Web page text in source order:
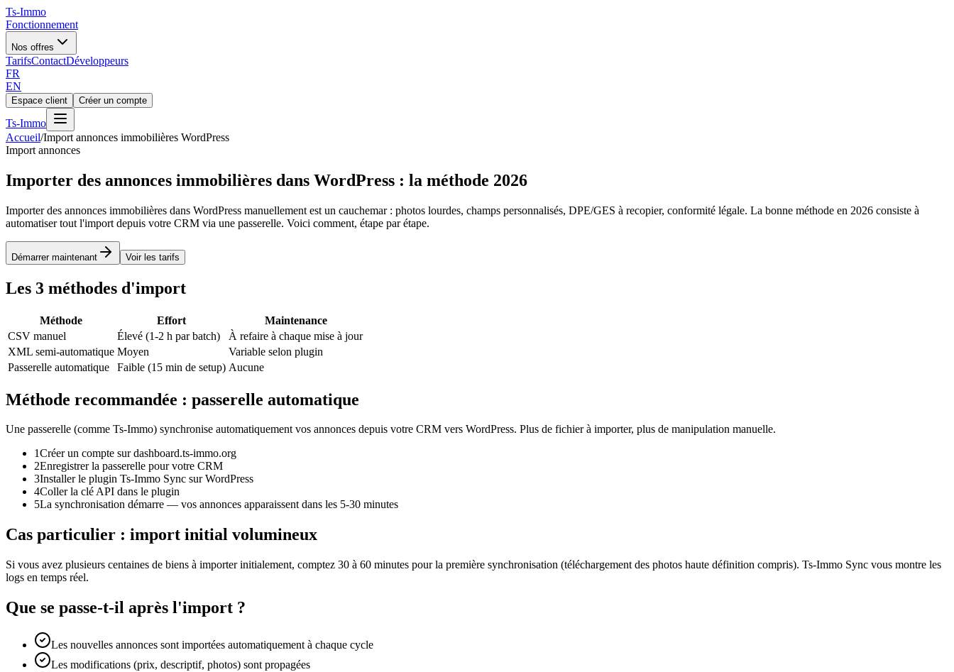
Ts-Immo
Fonctionnement
Nos offres
TarifsContactDéveloppeurs
FR
EN
Espace client Créer un compte
Ts-Immo
Accueil/Import annonces immobilières WordPress
Import annonces
Importer des annonces immobilières dans WordPress : la méthode 2026
Importer des annonces immobilières dans WordPress manuellement est un cauchemar : photos lourdes, champs personnalisés, DPE/GES à recopier, conformité légale. La bonne méthode en 2026 consiste à
automatiser tout l'import depuis votre CRM via une passerelle. Voici comment, étape par étape.
Démarrer maintenant Voir les tarifs
Les 3 méthodes d'import
Méthode Effort
Maintenance
CSV manuel
Élevé (1-2 h par batch)
À refaire à chaque mise à jour
XML semi-automatique Moyen
Variable selon plugin
Passerelle automatique
Faible (15 min de setup) Aucune
Méthode recommandée : passerelle automatique
Une passerelle (comme Ts-Immo) synchronise automatiquement vos annonces depuis votre CRM vers WordPress. Plus de fichier à importer, plus de manipulation manuelle.
1Créer un compte sur dashboard.ts-immo.org
2Enregistrer la passerelle pour votre CRM
3Installer le plugin Ts-Immo Sync sur WordPress
4Coller la clé API dans le plugin
5La synchronisation démarre — vos annonces apparaissent dans les 5-30 minutes
Cas particulier : import initial volumineux
Si vous avez plusieurs centaines de biens à importer initialement, comptez 30 à 60 minutes pour la première synchronisation (téléchargement des photos haute définition compris). Ts-Immo Sync vous montre les
logs en temps réel.
Que se passe-t-il après l'import ?
Les nouvelles annonces sont importées automatiquement à chaque cycle
Les modifications (prix, descriptif, photos) sont propagées